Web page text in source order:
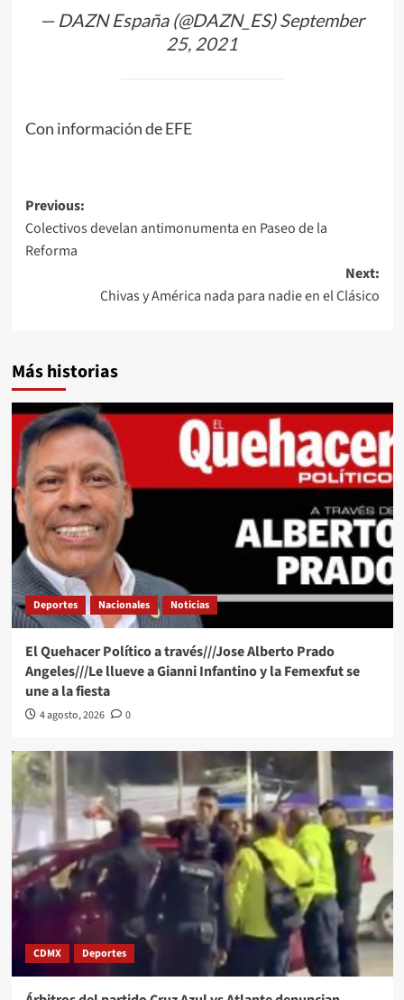
— DAZN España (@DAZN_ES)September
25, 2021
Con información de EFE
Post
navigation
Previous:
Colectivos develan antimonumenta en Paseo de la
Reforma
Next:
Chivas y América nada para nadie en el Clásico
Más historias
Deportes Nacionales Noticias
El Quehacer Político a través///Jose Alberto Prado
Angeles///Le llueve a Gianni Infantino y la Femexfut se
une a la fiesta
4 agosto, 2026 0
CDMX Deportes